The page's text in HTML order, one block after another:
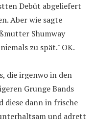
Debüt abgeliefert
Aber wie sagte
Shumway
zu spät." OK.
die irgenwo in den
Grunge Bands
diese dann in frische
und adrett